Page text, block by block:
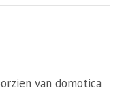
van domotica